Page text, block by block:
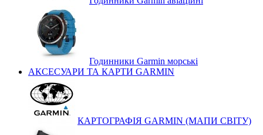
Годинники Garmin морські
АКСЕСУАРИ ТА КАРТИ GARMIN
КАРТОГРАФІЯ GARMIN (МАПИ СВІТУ)